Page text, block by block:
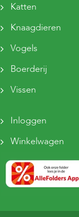
Katten
Knaagdieren
Vogels
Boerderij
Vissen
Inloggen
Winkelwagen